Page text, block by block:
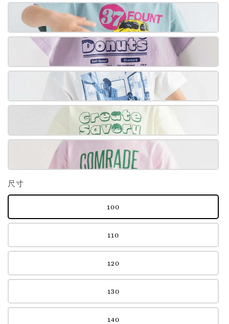
尺寸
100
110
120
130
140